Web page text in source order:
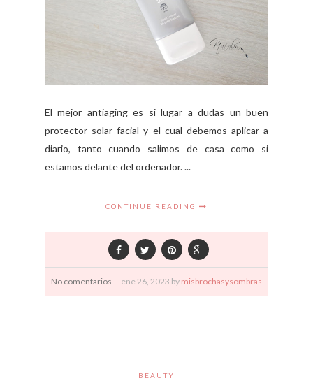
El mejor antiaging es si lugar a dudas un buen
protector solar facial y el cual debemos aplicar a
diario, tanto cuando salimos de casa como si
estamos delante del ordenador. ...
CONTINUE READING
No comentarios ene 26, 2023 by misbrochasysombras
BEAUTY